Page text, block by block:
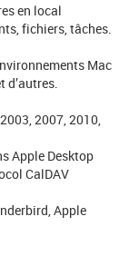
en local
fichiers, tâches.
Mac
2007, 2010,
Apple Desktop
CalDAV
Apple